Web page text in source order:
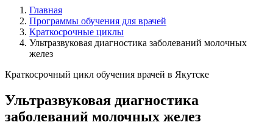
Главная
Программы обучения для врачей
Краткосрочные циклы
Ультразвуковая диагностика заболеваний молочных
желез
Краткосрочный цикл обучения врачей в Якутске
Ультразвуковая диагностика
заболеваний молочных желез